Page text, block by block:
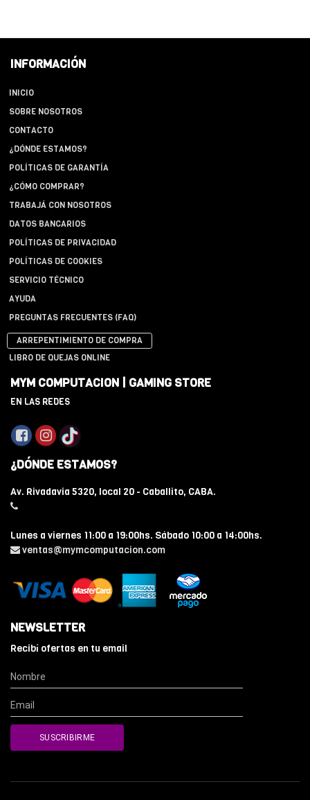
INFORMACIÓN
INICIO
SOBRE NOSOTROS
CONTACTO
¿DÓNDE ESTAMOS?
POLÍTICAS DE GARANTÍA
¿CÓMO COMPRAR?
TRABAJÁ CON NOSOTROS
DATOS BANCARIOS
POLÍTICAS DE PRIVACIDAD
POLÍTICAS DE COOKIES
SERVICIO TÉCNICO
AYUDA
PREGUNTAS FRECUENTES (FAQ)
ARREPENTIMIENTO DE COMPRA
LIBRO DE QUEJAS ONLINE
MYM COMPUTACION | GAMING STORE
EN LAS REDES
¿DÓNDE ESTAMOS?
Av. Rivadavia 5320, local 20 - Caballito, CABA.
Lunes a viernes 11:00 a 19:00hs. Sábado 10:00 a 14:00hs.
ventas@mymcomputacion.com
NEWSLETTER
Recibí ofertas en tu email